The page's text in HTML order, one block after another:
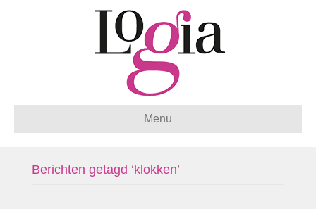
Menu
Berichten getagd ‘klokken’